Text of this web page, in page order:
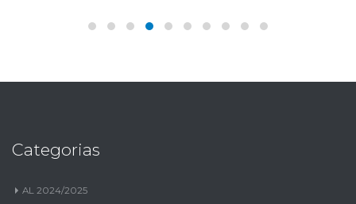
Categorias
AL 2024/2025